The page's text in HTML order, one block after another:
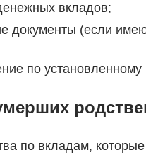
вкладов;
документы (если
по установленному
по вкладам,